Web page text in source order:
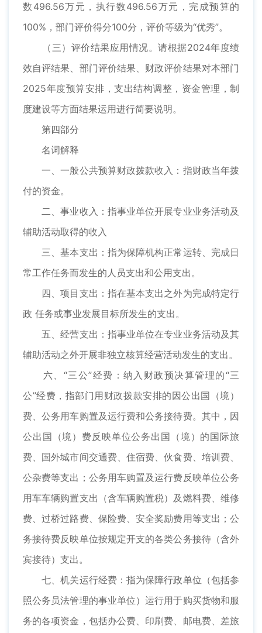
数496.56万元，执行数496.56万元，完成预算的
100%，部门评价得分100分，评价等级为“优秀”。
（三）评价结果应用情况。请根据2024年度绩
效自评结果、部门评价结果、财政评价结果对本部门
2025年度预算安排，支出结构调整，资金管理，制
度建设等方面结果运用进行简要说明。
第四部分
名词解释
一、一般公共预算财政拨款收入：指财政当年拨
付的资金。
二、事业收入：指事业单位开展专业业务活动及
辅助活动取得的收入
三、基本支出：指为保障机构正常运转、完成日
常工作任务而发生的人员支出和公用支出。
四、项目支出：指在基本支出之外为完成特定行
政 任务或事业发展目标所发生的支出。
五、经营支出：指事业单位在专业业务活动及其
辅助活动之外开展非独立核算经营活动发生的支出。
六、“三公”经费：纳入财政预决算管理的“三
公”经费，指部门用财政拨款安排的因公出国（境）
费、公务用车购置及运行费和公务接待费。其中，因
公出国（境）费反映单位公务出国（境）的国际旅
费、国外城市间交通费、住宿费、伙食费、培训费、
公杂费等支出；公务用车购置及运行费反映单位公务
用车车辆购置支出（含车辆购置税）及燃料费、维修
费、过桥过路费、保险费、安全奖励费用等支出；公
务接待费反映单位按规定开支的各类公务接待（含外
宾接待）支出。
七、机关运行经费：指为保障行政单位（包括参
照公务员法管理的事业单位）运行用于购买货物和服
务的各项资金，包括办公费、印刷费、邮电费、差旅